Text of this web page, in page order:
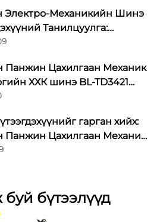
Электро-Механикийн Шинэ
Танилцуулга:
Хайчлах Туршлагыг
Панжин Цахилгаан Механик
ХХК шинэ BL-TD3421
олон зориулалтын
гарган хийх:
Панжин Цахилгаан Механик
ХХК BL-DT9120-3
Машиныг Гаргалаа
бүтээлүүд